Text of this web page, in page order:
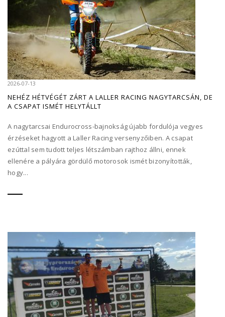
2026-07-13
NEHÉZ HÉTVÉGÉT ZÁRT A LALLER RACING NAGYTARCSÁN, DE
A CSAPAT ISMÉT HELYTÁLLT
A nagytarcsai Endurocross-bajnokság újabb fordulója vegyes
érzéseket hagyott a Laller Racing versenyzőiben. A csapat
ezúttal sem tudott teljes létszámban rajthoz állni, ennek
ellenére a pályára gördülő motorosok ismét bizonyították,
hogy...